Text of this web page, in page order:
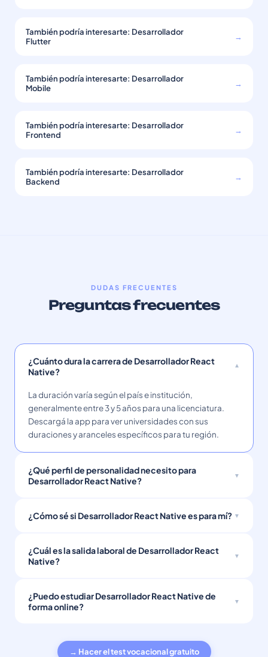
También podría interesarte: Desarrollador
Flutter
→
También podría interesarte: Desarrollador
Mobile
→
También podría interesarte: Desarrollador
Frontend
→
También podría interesarte: Desarrollador
Backend
→
DUDAS FRECUENTES
Preguntas frecuentes
¿Cuánto dura la carrera de Desarrollador React
Native?
La duración varía según el país e institución,
generalmente entre 3 y 5 años para una licenciatura.
Descargá la app para ver universidades con sus
duraciones y aranceles específicos para tu región.
¿Qué perfil de personalidad necesito para
Desarrollador React Native?
¿Cómo sé si Desarrollador React Native es para mí?
¿Cuál es la salida laboral de Desarrollador React
Native?
¿Puedo estudiar Desarrollador React Native de
forma online?
→ Hacer el test vocacional gratuito